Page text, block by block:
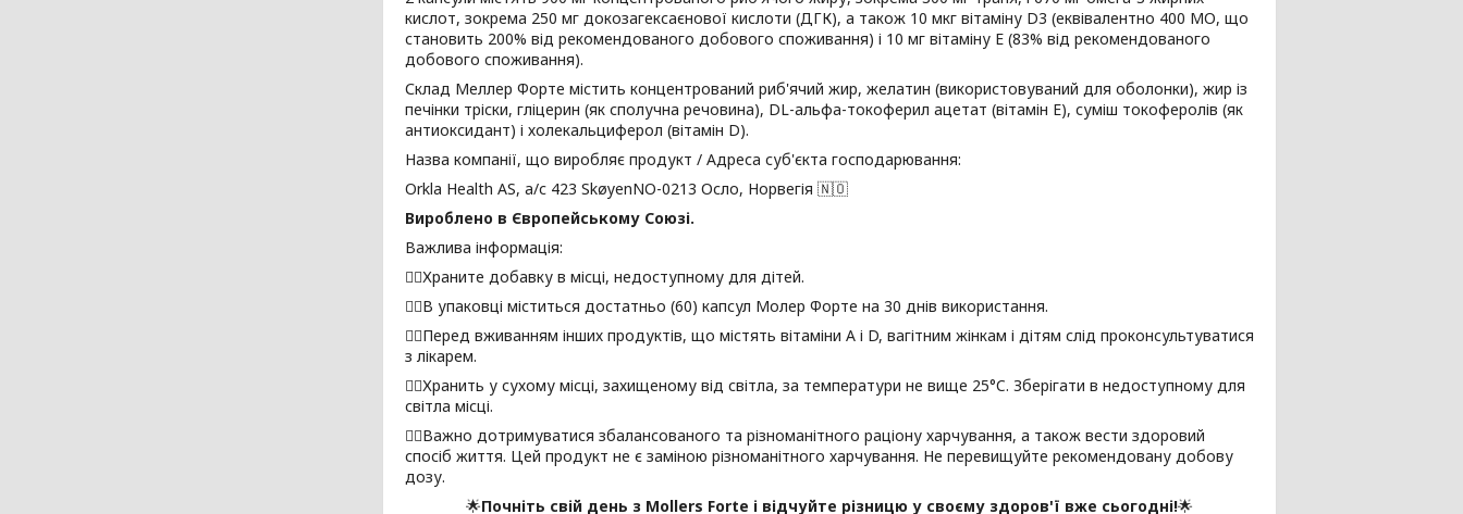
кислот, зокрема 250 мг докозагексаєнової кислоти (ДГК), а також 10 мкг вітаміну D3 (еквівалентно 400 МО, що
становить 200% від рекомендованого добового споживання) і 10 мг вітаміну Е (83% від рекомендованого
добового споживання).
Склад Меллер Форте містить концентрований риб'ячий жир, желатин (використовуваний для оболонки), жир із
печінки тріски, гліцерин (як сполучна речовина), DL-альфа-токоферил ацетат (вітамін Е), суміш токоферолів (як
антиоксидант) і холекальциферол (вітамін D).
Назва компанії, що виробляє продукт / Адреса суб'єкта господарювання:
Orkla Health AS, а/с 423 SkøyenNO-0213 Осло, Норвегія 🇳🇴
Вироблено в Європейському Союзі.
Важлива інформація:
☝🏼Храните добавку в місці, недоступному для дітей.
☝🏼В упаковці міститься достатньо (60) капсул Молер Форте на 30 днів використання.
☝🏼Перед вживанням інших продуктів, що містять вітаміни А і D, вагітним жінкам і дітям слід проконсультуватися
з лікарем.
☝🏼Хранить у сухому місці, захищеному від світла, за температури не вище 25°C. Зберігати в недоступному для
світла місці.
☝🏼Важно дотримуватися збалансованого та різноманітного раціону харчування, а також вести здоровий
спосіб життя. Цей продукт не є заміною різноманітного харчування. Не перевищуйте рекомендовану добову
дозу.
🌟Почніть свій день з Mollers Forte і відчуйте різницю у своєму здоров'ї вже сьогодні!🌟